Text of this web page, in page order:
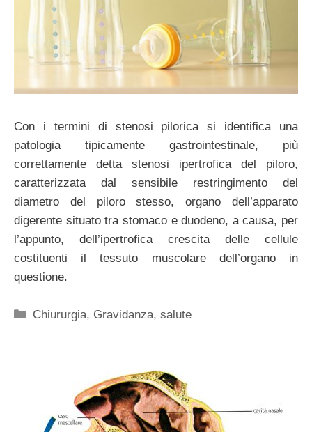
Con i termini di stenosi pilorica si identifica una
patologia tipicamente gastrointestinale, più
correttamente detta stenosi ipertrofica del piloro,
caratterizzata dal sensibile restringimento del
diametro del piloro stesso, organo dell’apparato
digerente situato tra stomaco e duodeno, a causa, per
l’appunto, dell’ipertrofica crescita delle cellule
costituenti il tessuto muscolare dell’organo in
questione.
Categorie
Chiururgia, Gravidanza,salute